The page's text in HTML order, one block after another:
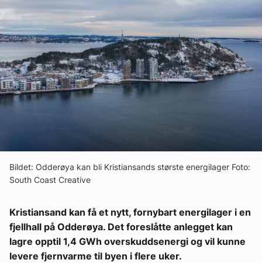
Kontakt oss:
Abonner på fagbladet Byggfakta Nyheter
Annonsere i VVS Aktuelt
Kontakt oss
Bildet: Odderøya kan bli Kristiansands største energilager Foto:
South Coast Creative
Kristiansand kan få et nytt, fornybart energilager i en
fjellhall på Odderøya. Det foreslåtte anlegget kan
lagre opptil 1,4 GWh overskuddsenergi og vil kunne
levere fjernvarme til byen i flere uker.